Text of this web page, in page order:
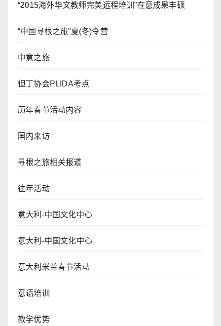
“2015海外华文教师完美远程培训”在意成果丰硕
“中国寻根之旅”夏(冬)令营
中意之旅
但丁协会PLIDA考点
历年春节活动内容
国内来访
寻根之旅相关报道
往年活动
意大利-中国文化中心
意大利-中国文化中心
意大利米兰春节活动
意语培训
教学优势